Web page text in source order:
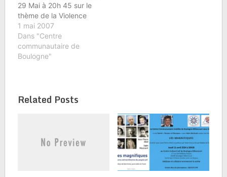
29 Mai à 20h 45 sur le
thème de la Violence
des Images, à la
télévision et au cinéma
notamment.Elie EBIDIA
est titulaire d'un CAPES
enseigne la
1 mai 2007
Dans "Centre
communautaire de
Boulogne"
Related Posts